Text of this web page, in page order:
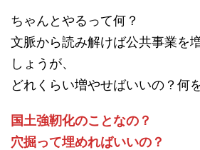
ちゃんとやるって何？
文脈から読み解けば公共事業を
しょうが、
どれくらい増やせばいいの？何
国土強靭化のことなの？
穴掘って埋めればいいの？